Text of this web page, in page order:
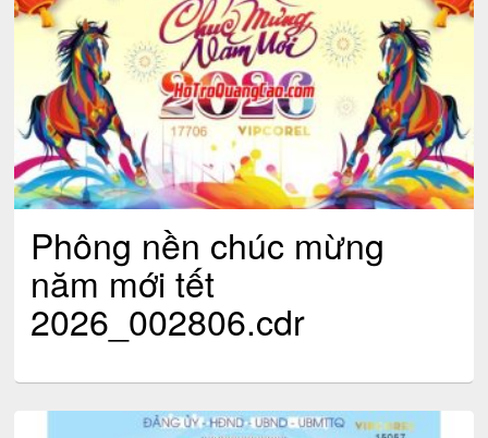
Phông nền chúc mừng
năm mới tết
2026_002806.cdr